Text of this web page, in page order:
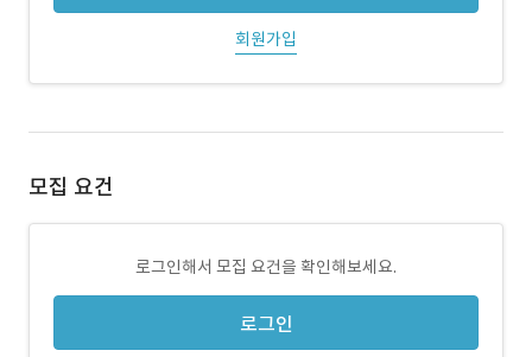
회원가입
모집 요건
로그인해서 모집 요건을 확인해보세요.
로그인